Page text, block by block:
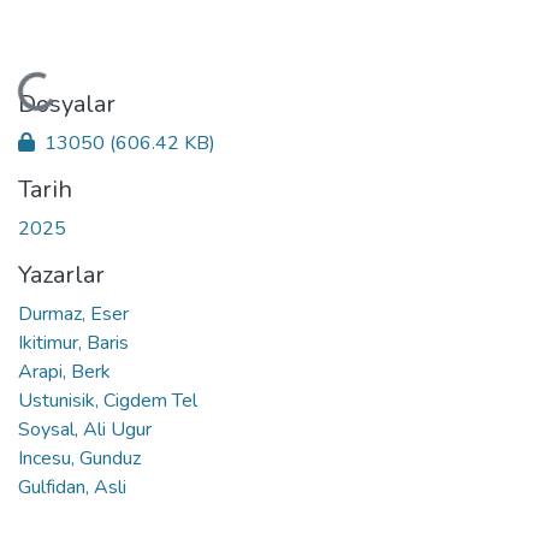
Yükleniyor...
Dosyalar
13050 (606.42 KB)
Tarih
2025
Yazarlar
Durmaz, Eser
Ikitimur, Baris
Arapi, Berk
Ustunisik, Cigdem Tel
Soysal, Ali Ugur
Incesu, Gunduz
Gulfidan, Asli